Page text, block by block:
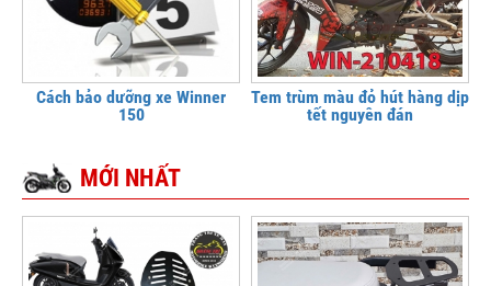
Cách bảo dưỡng xe Winner
150
Tem trùm màu đỏ hút hàng dịp
tết nguyên đán
MỚI NHẤT